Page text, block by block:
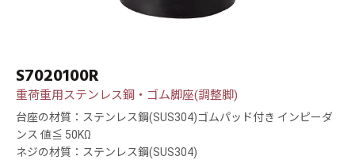
S7020100R
重荷重用ステンレス鋼・ゴム脚座(調整脚)
台座の材質：ステンレス鋼(SUS304)ゴムパッド付き インピーダ
ンス 値≦ 50KΩ
ネジの材質：ステンレス鋼(SUS304)